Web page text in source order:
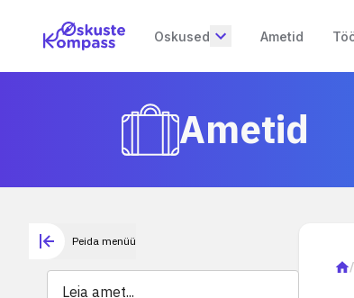
Oskused Ametid
Ametid
Peida menüü
/